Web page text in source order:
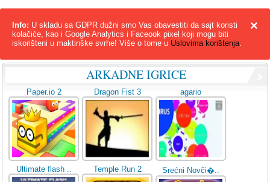
×
Info: U skladu sa GDPR dužni smo Vas obavestiti da sajt koristi
kolačiće, kao i Google Analytics i Faceook pixel koji mogu biti
iskorišteni u maktinške svrhe! Više o tome u Uslovima korištenja.
ARKADNE IGRICE
Paper.io 2 Dragon Fist 3 agario
Ultimate flash .. Temple Run 2 Srećni Novči�..